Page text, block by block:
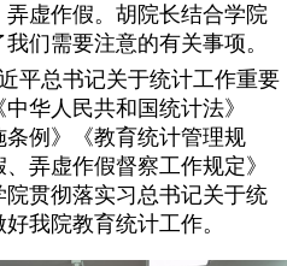
虚作假。胡院长结合学院
们需要注意的有关事项。
平总书记关于统计工作重要
华人民共和国统计法》
条例》《教育统计管理规
弄虚作假督察工作规定》
贯彻落实习总书记关于统
我院教育统计工作。